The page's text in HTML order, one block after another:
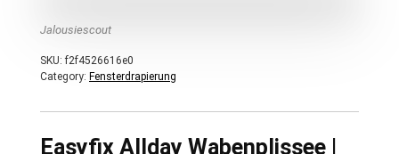
Jalousiescout
SKU:f2f4526616e0
Category: Fensterdrapierung
Easyfix Allday Wabenplissee |